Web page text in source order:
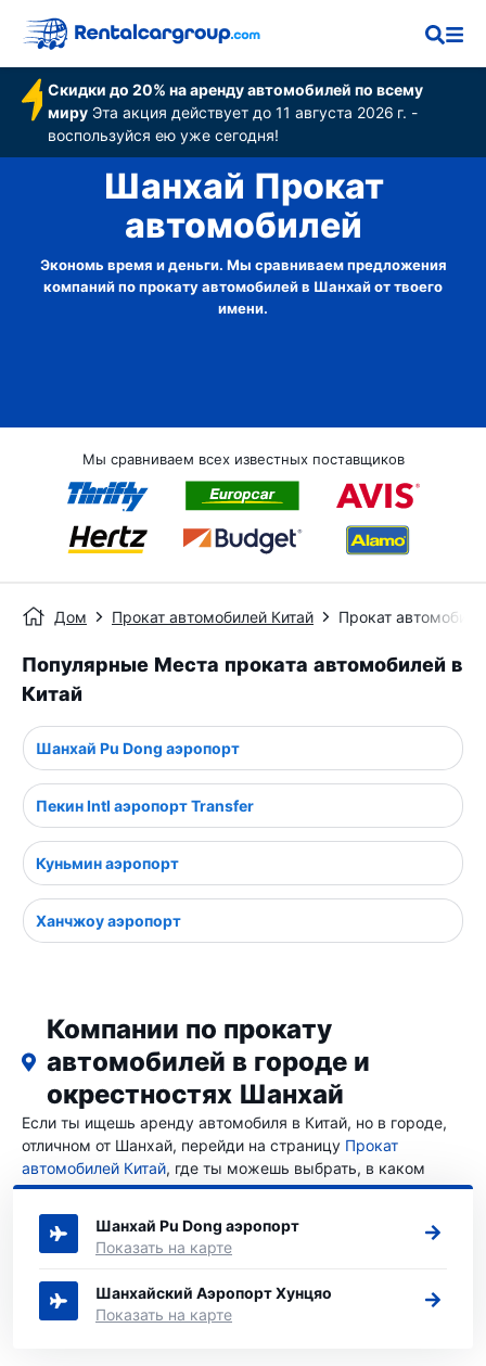
Скидки до 20% на аренду автомобилей по всему
мируЭта акция действует до 11 августа 2026 г. -
воспользуйся ею уже сегодня!
Шанхай Прокат
автомобилей
Экономь время и деньги. Мы сравниваем предложения
компаний по прокату автомобилей в Шанхай от твоего
имени.
Мы сравниваем всех известных поставщиков
Дом Прокат автомобилей Китай Прокат
Популярные Места проката автомобилей в
Китай
Шанхай Pu Dong аэропорт
Пекин Intl аэропорт Transfer
Куньмин аэропорт
Ханчжоу аэропорт
Компании по прокату
автомобилей в городе и
окрестностях Шанхай
Если ты ищешь аренду автомобиля в Китай, но в городе,
отличном от Шанхай, перейди на страницу Прокат
автомобилей Китай, где ты можешь выбрать, в каком
городе Китай ты хочешь арендовать машину.
Шанхай Pu Dong аэропорт
Показать на карте
Шанхайский Аэропорт Хунцяо
Показать на карте